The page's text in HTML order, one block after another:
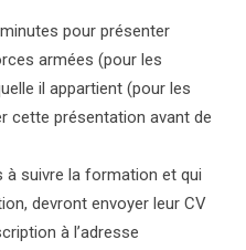
pour présenter
armées (pour les
il appartient (pour les
cette présentation avant de
à suivre la formation et qui
devront envoyer leur CV
à l’adresse